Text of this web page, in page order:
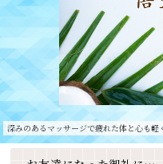
深みのあるマッサージで疲れた体と心も